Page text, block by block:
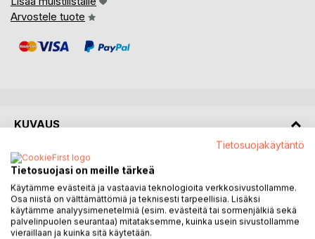
Arvostele tuote
KUVAUS
"Sofia" on Suomessa asuvan kirjailijan romaani, jonka juuret
ovat Karibialla ja aidinkieli espanja. Teos on kirjoitettu
suomeksi, mika tekee siita ainutlaatuisen nakokulman
yhdistaen kansainvalisen ajattelun ja suomalaisen
ympariston.
Tietosuojakäytäntö
Tietosuojasi on meille tärkeä
Käytämme evästeitä ja vastaavia teknologioita verkkosivustollamme.
Osa niistä on välttämättömiä ja teknisesti tarpeellisia. Lisäksi
käytämme analyysimenetelmiä (esim. evästeitä tai sormenjälkiä sekä
palvelinpuolen seurantaa) mitataksemme, kuinka usein sivustollamme
vieraillaan ja kuinka sitä käytetään.